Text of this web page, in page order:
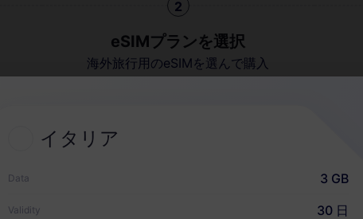
2
eSIMプランを選択
海外旅行用のeSIMを選んで購入
イタリア
Data 3 GB
Validity 30 日